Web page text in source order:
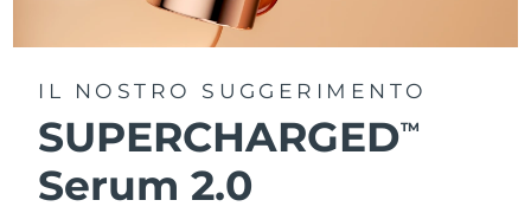
IL NOSTRO SUGGERIMENTO
SUPERCHARGEDTM
Serum 2.0